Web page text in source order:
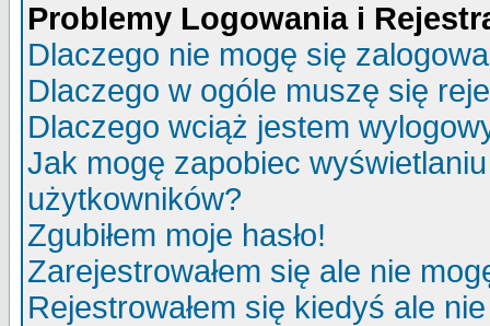
Problemy Logowania i
Dlaczego nie mogę się
Dlaczego w ogóle muszę się
Dlaczego wciąż jestem
Jak mogę zapobiec
użytkowników?
Zgubiłem moje hasło!
Zarejestrowałem się ale nie
Rejestrowałem się kiedyś ale